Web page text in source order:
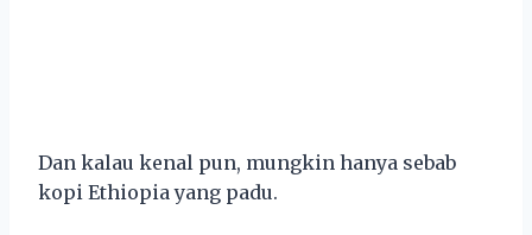
Dan kalau kenal pun, mungkin hanya sebab
kopi Ethiopia yang padu.